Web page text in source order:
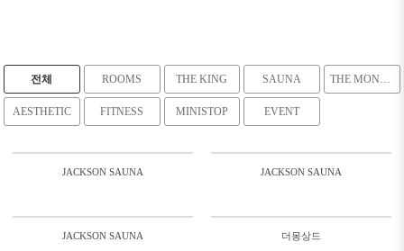
전체 ROOMS THE KING SAUNA
AESTHETIC FITNESS MINISTOP EVENT
1428
JACKSON SAUNA
632
JACKSON SAUNA
2020/11/08JACKSON SAUNA 더몽상드